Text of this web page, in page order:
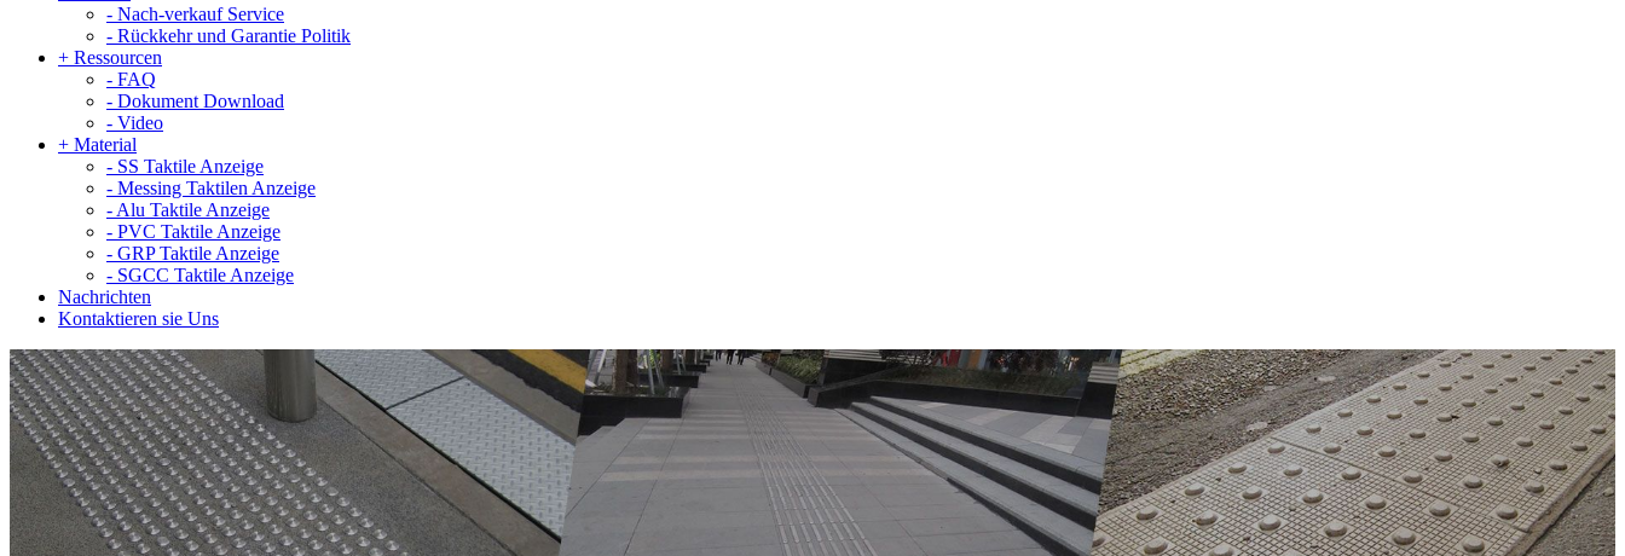
- Nach-verkauf Service
- Rückkehr und Garantie Politik
+ Ressourcen
- FAQ
- Dokument Download
- Video
+ Material
- SS Taktile Anzeige
- Messing Taktilen Anzeige
- Alu Taktile Anzeige
- PVC Taktile Anzeige
- GRP Taktile Anzeige
- SGCC Taktile Anzeige
Nachrichten
Kontaktieren sie Uns